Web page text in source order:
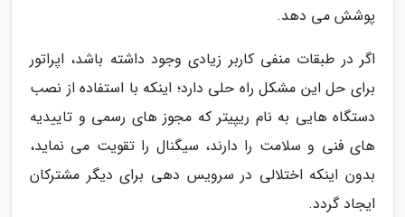
پوشش می دهد.
اگر در طبقات منفی کاربر زیادی وجود داشته باشد، اپراتور
برای حل این مشکل راه حلی دارد؛ اینکه با استفاده از نصب
دستگاه هایی به نام ریپیتر که مجوز های رسمی و تاییدیه
های فنی و سلامت را دارند، سیگنال را تقویت می نماید،
بدون اینکه اختلالی در سرویس دهی برای دیگر مشترکان
ایجاد گردد.